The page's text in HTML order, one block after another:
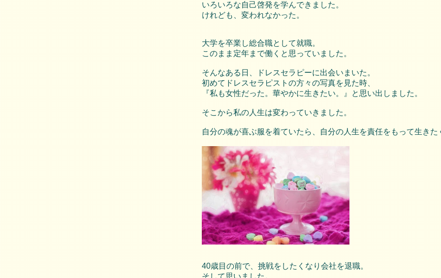
いろいろな自己啓発を学んできました。
けれども、変われなかった。
大学を卒業し総合職として就職。
このまま定年まで働くと思っていました。
そんなある日、ドレスセラピーに出会いまいた。
初めてドレスセラピストの方々の写真を見た時、
『私も女性だった。華やかに生きたい。』と思い出しました。
そこから私の人生は変わっていきました。
自分の魂が喜ぶ服を着ていたら、自分の人生を責任をもって生きた
40歳目の前で、挑戦をしたくなり会社を退職。
そして思いました。